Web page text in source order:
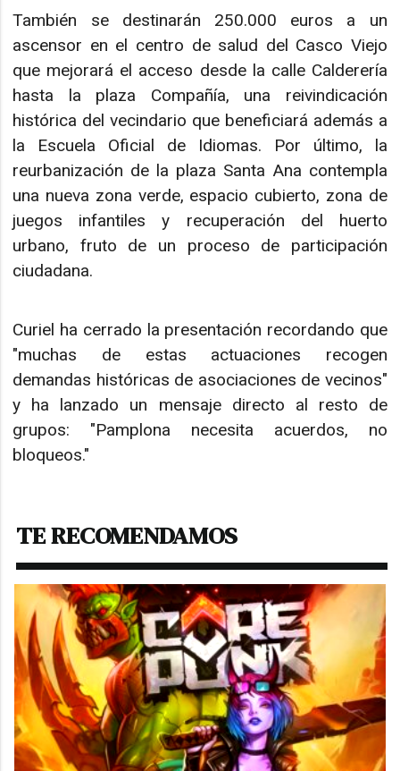
También se destinarán 250.000 euros a un
ascensor en el centro de salud del Casco Viejo
que mejorará el acceso desde la calle Calderería
hasta la plaza Compañía, una reivindicación
histórica del vecindario que beneficiará además a
la Escuela Oficial de Idiomas. Por último, la
reurbanización de la plaza Santa Ana contempla
una nueva zona verde, espacio cubierto, zona de
juegos infantiles y recuperación del huerto
urbano, fruto de un proceso de participación
ciudadana.
Curiel ha cerrado la presentación recordando que
"muchas de estas actuaciones recogen
demandas históricas de asociaciones de vecinos"
y ha lanzado un mensaje directo al resto de
grupos: "Pamplona necesita acuerdos, no
bloqueos."
TE RECOMENDAMOS